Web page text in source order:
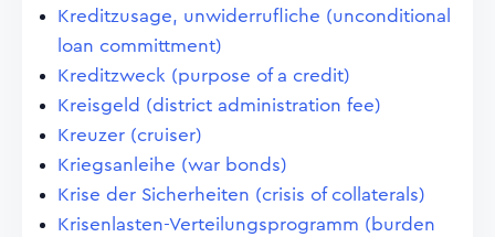
Kreditzusage, unwiderrufliche (unconditional
loan committment)
Kreditzweck (purpose of a credit)
Kreisgeld (district administration fee)
Kreuzer (cruiser)
Kriegsanleihe (war bonds)
Krise der Sicherheiten (crisis of collaterals)
Krisenlasten-Verteilungsprogramm (burden